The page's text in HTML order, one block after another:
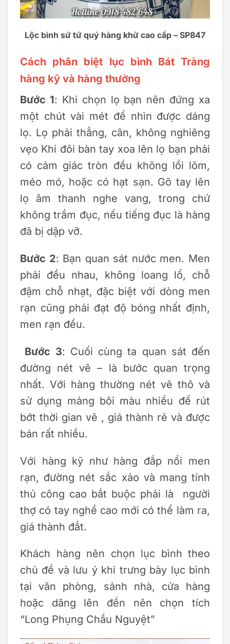
Lộc bình sứ tứ quý hàng khử cao cấp – SP847
Cách phân biệt lục bình Bát Tràng
hàng kỹ và hàng thường
Bước 1: Khi chọn lọ bạn nên đứng xa
một chút vài mét để nhìn được dáng
lọ. Lọ phải thẳng, cân, không nghiêng
vẹo Khi đôi bàn tay xoa lên lọ bạn phải
có cảm giác tròn đều không lồi lõm,
méo mó, hoặc có hạt sạn. Gõ tay lên
lọ âm thanh nghe vang, trong chứ
không trầm đục, nếu tiếng đục là hàng
đã bị dập vỡ.
Bước 2: Bạn quan sát nước men. Men
phải đều nhau, không loang lổ, chỗ
đậm chỗ nhạt, đặc biệt với dòng men
rạn cũng phải đạt độ bóng nhất định,
men rạn đều.
Bước 3: Cuối cùng ta quan sát đến
đường nét vẽ – là bước quan trọng
nhất. Với hàng thường nét vẽ thô và
sử dụng mảng bôi màu nhiều để rút
bớt thời gian vẽ , giá thành rẻ và được
bán rất nhiều.
Với hàng kỹ như hàng đắp nổi men
rạn, đường nét sắc xảo và mang tính
thủ công cao bắt buộc phải là người
thợ có tay nghề cao mới có thể làm ra,
giá thành đắt.
Khách hàng nên chọn lục bình theo
chủ đề và lưu ý khi trưng bày lục bình
tại văn phòng, sảnh nhà, cửa hàng
hoặc dâng lên đền nên chọn tích
“Long Phụng Chầu Nguyệt”